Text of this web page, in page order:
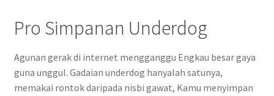
Pro Simpanan Underdog
Agunan gerak di internet mengganggu Engkau besar gaya
guna unggul. Gadaian underdog hanyalah satunya,
memakai rontok daripada nisbi gawat, Kamu menyimpan